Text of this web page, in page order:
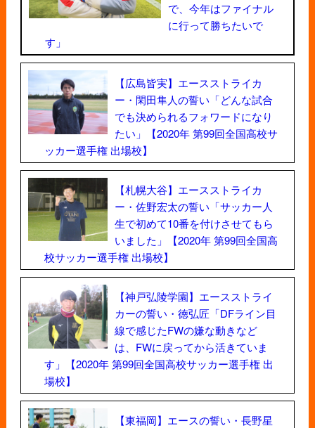
で、今年はファイナル
に行って勝ちたいで
す」
【広島皆実】エースストライカ
ー・閑田隼人の誓い「どんな試合
でも決められるフォワードになり
たい」【2020年 第99回全国高校サ
ッカー選手権 出場校】
【札幌大谷】エースストライカ
ー・佐野宏太の誓い「サッカー人
生で初めて10番を付けさせてもら
いました」【2020年 第99回全国高
校サッカー選手権 出場校】
【神戸弘陵学園】エースストライ
カーの誓い・徳弘匠「DFライン目
線で感じたFWの嫌な動きなど
は、FWに戻ってから活きていま
す」【2020年 第99回全国高校サッカー選手権 出
場校】
【東福岡】エースの誓い・長野星